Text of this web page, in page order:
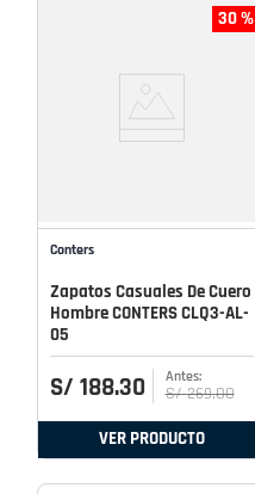
30 %
Conters
Zapatos Casuales De Cuero
Hombre CONTERS CLQ3-AL-
05
S/ 188.30 S/ 269.00
VER PRODUCTO